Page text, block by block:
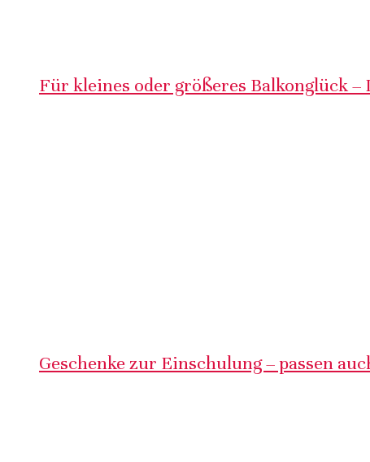
Für kleines oder größeres Balkonglück –
Geschenke zur Einschulung – passen